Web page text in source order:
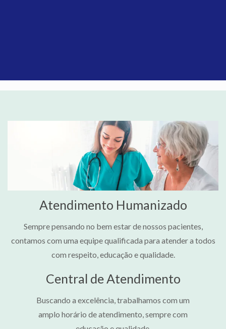
Atendimento Humanizado
Sempre pensando no bem estar de nossos pacientes,
contamos com uma equipe qualificada para atender a todos
com respeito, educação e qualidade.
Central de Atendimento
Buscando a excelência, trabalhamos com um
amplo horário de atendimento, sempre com